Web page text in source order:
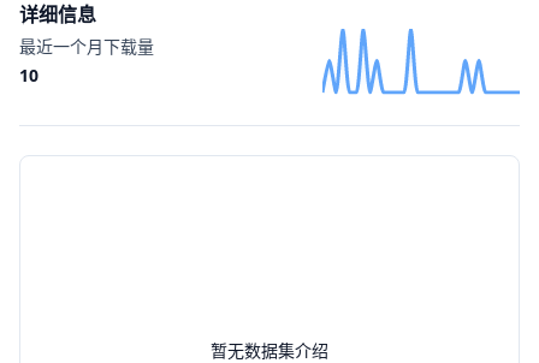
暂无数据集介绍
详细信息
最近一个月下载量
10